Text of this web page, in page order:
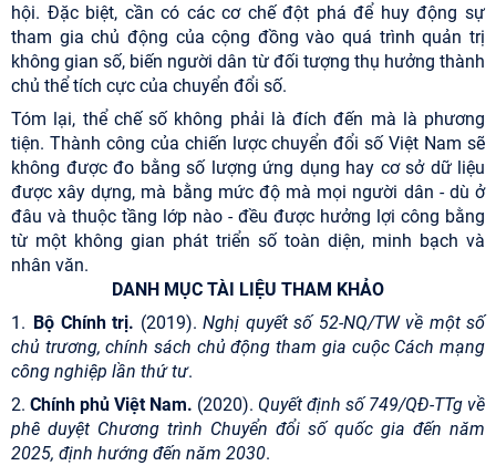
hội. Đặc biệt, cần có các cơ chế đột phá để huy động sự
tham gia chủ động của cộng đồng vào quá trình quản trị
không gian số, biến người dân từ đối tượng thụ hưởng thành
chủ thể tích cực của chuyển đổi số.
Tóm lại, thể chế số không phải là đích đến mà là phương
tiện. Thành công của chiến lược chuyển đổi số Việt Nam sẽ
không được đo bằng số lượng ứng dụng hay cơ sở dữ liệu
được xây dựng, mà bằng mức độ mà mọi người dân - dù ở
đâu và thuộc tầng lớp nào - đều được hưởng lợi công bằng
từ một không gian phát triển số toàn diện, minh bạch và
nhân văn.
DANH MỤC TÀI LIỆU THAM KHẢO
1. Bộ Chính trị. (2019). Nghị quyết số 52-NQ/TW về một số
chủ trương, chính sách chủ động tham gia cuộc Cách mạng
công nghiệp lần thứ tư.
2. Chính phủ Việt Nam. (2020). Quyết định số 749/QĐ-TTg về
phê duyệt Chương trình Chuyển đổi số quốc gia đến năm
2025, định hướng đến năm 2030.